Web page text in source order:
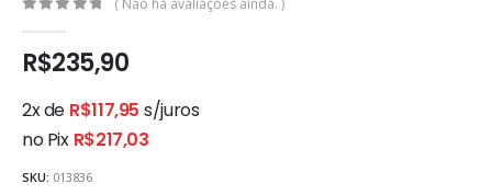
( Não há avaliações ainda. )
R$235,90
2x de R$117,95 s/juros
no Pix R$217,03
SKU: 013836